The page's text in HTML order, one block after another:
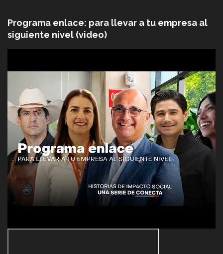
Programa enlace: para llevar a tu empresa al
siguiente nivel (video)